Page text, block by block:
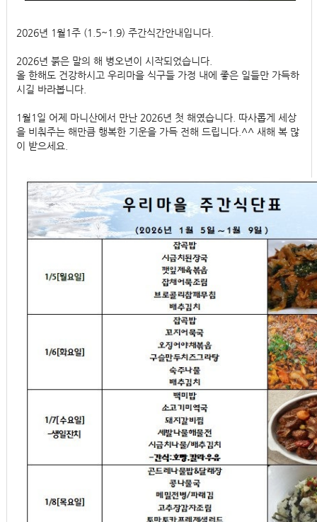
2026년 1월1주 (1.5~1.9) 주간식간안내입니다.
2026년 붉은 말의 해 병오년이 시작되었습니다.
올 한해도 건강하시고 우리마을 식구들 가정 내에 좋은 일들만 가득하
시길 바라봅니다.
1월1일 어제 마니산에서 만난 2026년 첫 해였습니다. 따사롭게 세상
을 비춰주는 해만큼 행복한 기운을 가득 전해 드립니다.^^ 새해 복 많
이 받으세요.